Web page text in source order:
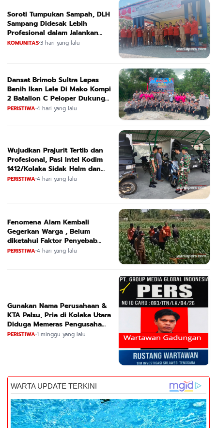
Soroti Tumpukan Sampah, DLH
Sampang Didesak Lebih
Profesional dalam Jalankan
Tugas
KOMUNITAS•3 hari yang lalu
Dansat Brimob Sultra Lepas
Benih Ikan Lele Di Mako Kompi
2 Batalion C Peloper Dukung
ketahanan Pangan Nasional
PERISTIWA•4 hari yang lalu
Wujudkan Prajurit Tertib dan
Profesional, Pasi Intel Kodim
1412/Kolaka Sidak Helm dan
Kendaraan
PERISTIWA•4 hari yang lalu
Fenomena Alam Kembali
Gegerkan Warga , Belum
diketahui Faktor Penyebab
Suara
PERISTIWA•4 hari yang lalu
Gunakan Nama Perusahaan &
KTA Palsu, Pria di Kolaka Utara
Diduga Memeras Pengusaha
Tambang dan Minyak
PERISTIWA•1 minggu yang lalu